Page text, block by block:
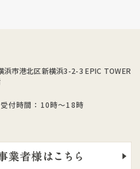
浜市港北区新横浜3-2-3 EPIC TOWER
付時間：10時～18時